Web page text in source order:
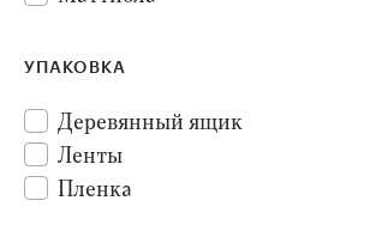
УПАКОВКА
Деревянный ящик
Ленты
Пленка